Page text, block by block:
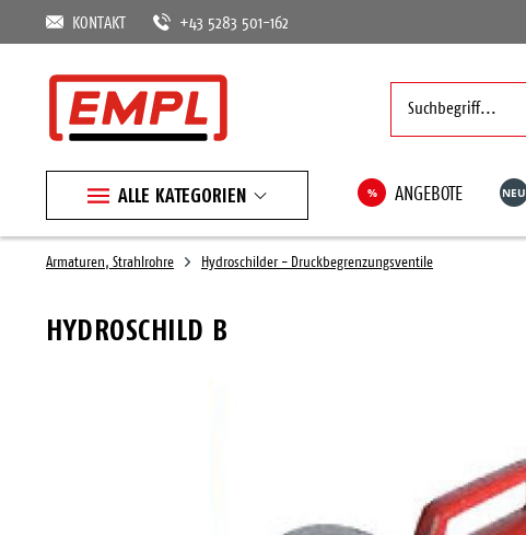
KONTAKT +43 5283 501-162
ALLE KATEGORIEN % ANGEBOTE NEU
Armaturen, Strahlrohre Hydroschilder - Druckbegrenzungsventile
HYDROSCHILD B